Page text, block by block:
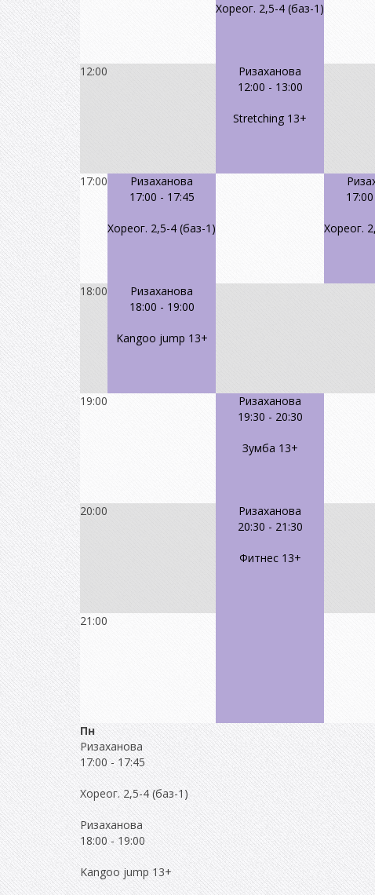
Хореог. 2,5-4 (баз-1)
12:00
Ризаханова
12:00 - 13:00
Stretching 13+
17:00
Ризаханова
17:00 - 17:45
Хореог. 2,5-4 (баз-1)
17:00
Хореог.
18:00
Ризаханова
18:00 - 19:00
Kangoo jump 13+
19:00
Ризаханова
19:30 - 20:30
Зумба 13+
20:00
Ризаханова
20:30 - 21:30
Фитнес 13+
21:00
Пн
Ризаханова
17:00 -17:45
Хореог. 2,5-4 (баз-1)
Ризаханова
18:00 -19:00
Kangoo jump 13+